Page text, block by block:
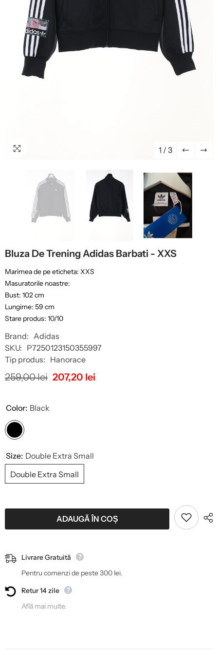
1 / 3
Bluza De Trening Adidas Barbati - XXS
Marimea de pe eticheta: XXS
Masuratorile noastre:
Bust: 102 cm
Lungime: 59 cm
Stare produs: 10/10
Brand: Adidas
SKU: P7250123150355997
Tip produs: Hanorace
259,00 lei 207,20 lei
Color: Black
Size: Double Extra Small
Double Extra Small
ADAUGĂ ÎN COȘ
Livrare Gratuită
Pentru comenzi de peste 300 lei.
Retur 14 zile
Află mai multe.